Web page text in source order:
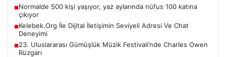
■Normalde 500 kişi yaşıyor, yaz aylarında nüfus 100 katına
çıkıyor
■Kelebek.Org İle Dijital İletişimin Seviyeli Adresi Ve Chat
Deneyimi
■23. Uluslararası Gümüşlük Müzik Festivali’nde Charles Owen
Rüzgarı